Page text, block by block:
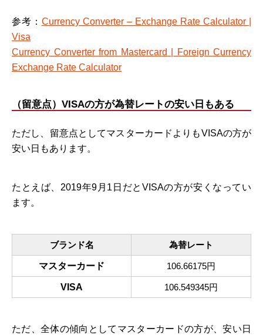
参考： Currency Converter – Exchange Rate Calculator |
Visa
Currency Converter from Mastercard | Foreign Currency
Exchange Rate Calculator
（留意点）VISAの方が為替レートの安い日もある
ただし、留意点としてマスターカードよりもVISAの方が
安い日もあります。
たとえば、2019年9月1日だとVISAの方が安くなってい
ます。
ブランド名 為替レート
マスターカード 106.66175円
VISA 106.549345円
ただ、全体の傾向としてマスターカードの方が、安い日